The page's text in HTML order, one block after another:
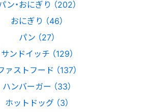
ン・おにぎり （202）
おにぎり （46）
パン （27）
サンドイッチ （129）
ァストフード （137）
ハンバーガー （33）
ホットドッグ （3）